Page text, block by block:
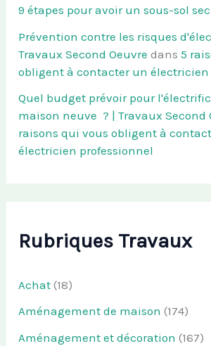
9 étapes pour avoir un sous-sol sec
Prévention contre les risques
Travaux Second Oeuvre dans5
obligent à contacter un électricien
Quel budget prévoir pour
maison neuve ? | Travaux Second
raisons qui vous obligent à
électricien professionnel
Rubriques Travaux
Achat (18)
Aménagement de maison (174)
Aménagement et décoration (167)